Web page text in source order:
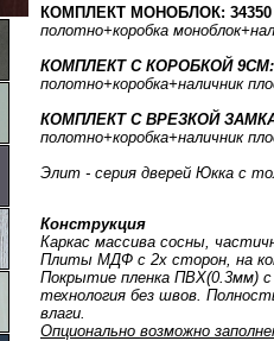
КОМПЛЕКТ МОНОБЛОК: 34350
полотно+коробка моноблок
КОМПЛЕКТ С КОРОБКОЙ 9СМ:
полотно+коробка+наличник
КОМПЛЕКТ С ВРЕЗКОЙ
полотно+коробка+наличник
Элит - серия дверей Юкка с
Конструкция
Каркас массива сосны,
Плиты МДФ с 2х сторон, на
Покрытие пленка ПВХ(0.3мм) с
технология без швов.
влаги.
Опционально возможно